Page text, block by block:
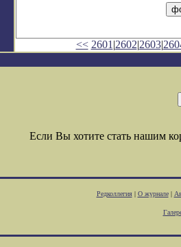
<< 2601 |2602|2603|
Если Вы хотите стать нашим
Редколлегия| О журнале|